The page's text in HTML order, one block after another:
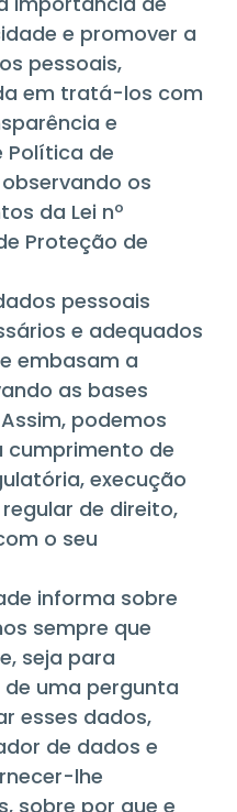
e promover a
pessoais,
em tratá-los com
e
Política de
os
da Lei nº
Proteção de
pessoais
e adequados
embasam a
as bases
podemos
cumprimento de
execução
de direito,
o seu
informa sobre
sempre que
seja para
uma pergunta
esses dados,
de dados e
lhe
sobre por que e